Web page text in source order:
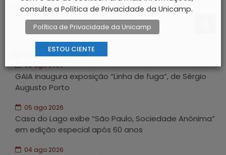
Pesquisar
Últimas Notícias
05 ago 2026
GAIA inaugura exposição “Linha de fuga”, de Sérgio
Augusto Porto
05 ago 2026
Casa do Lago exibe “São Paulo, Sociedade Anônima”
em edição especial após 60 anos
04 ago 2026
consulte a Política de Privacidade da Unicamp.
Política de Privacidade da Unicamp
ESTOU CIENTE